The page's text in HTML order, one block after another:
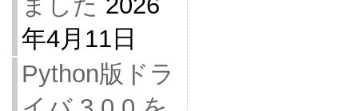
年4月11日
Python版ドラ